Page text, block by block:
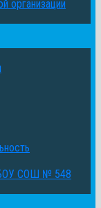
организации
СОШ № 548